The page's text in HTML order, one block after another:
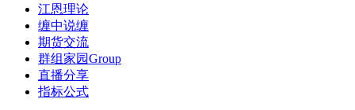
江恩理论
缠中说缠
期货交流
群组家园Group
直播分享
指标公式